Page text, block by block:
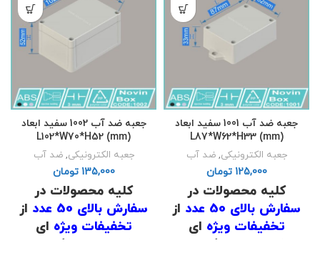
جعبه ضد آب 1001 سفید ابعاد
L87*W62*H33 (mm)
جعبه الکترونیکی,ضد آب
تومان
کلیه محصولات در
سفارش بالای 50 عدد
از
تخفیفات ویژه ای
برخوردار است که برای
جعبه ضد آب 1002 سفید ابعاد
L102*W70*H52 (mm)
جعبه الکترونیکی,ضد آب
تومان
کلیه محصولات در
سفارش بالای 50 عدد
از
تخفیفات ویژه ای
برخوردار است که برای